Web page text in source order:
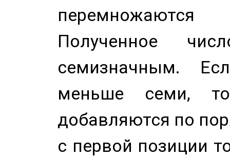
Полученное
семизначным.
меньше семи,
добавляются по
с первой позиции